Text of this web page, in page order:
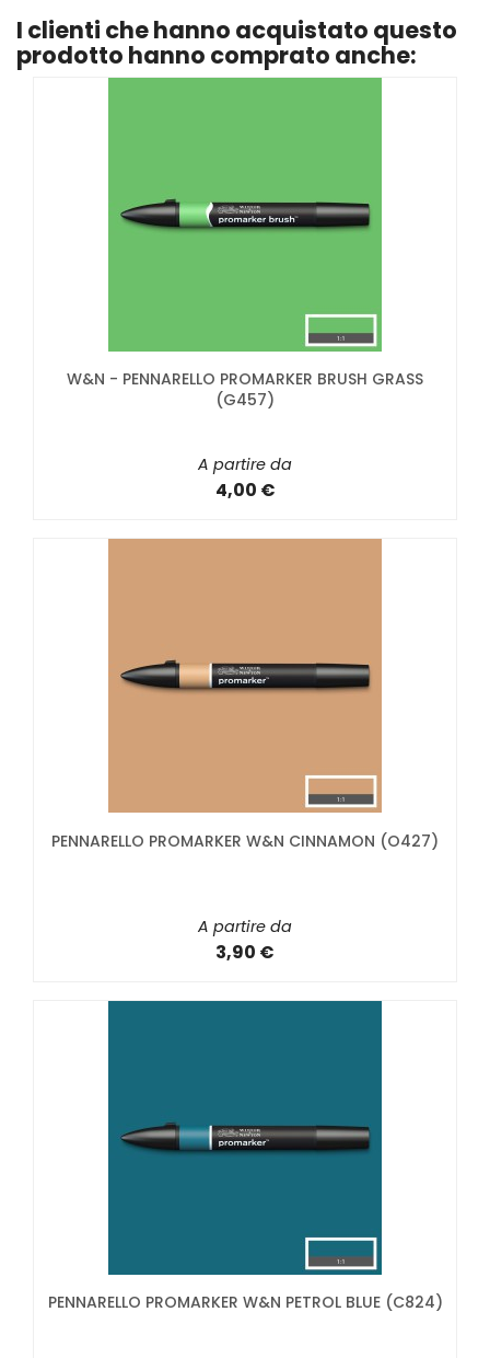
I clienti che hanno acquistato questo
prodotto hanno comprato anche:
W&N - PENNARELLO PROMARKER BRUSH GRASS
(G457)
A partire da
4,00 €
PENNARELLO PROMARKER W&N CINNAMON (O427)
A partire da
3,90 €
PENNARELLO PROMARKER W&N PETROL BLUE (C824)